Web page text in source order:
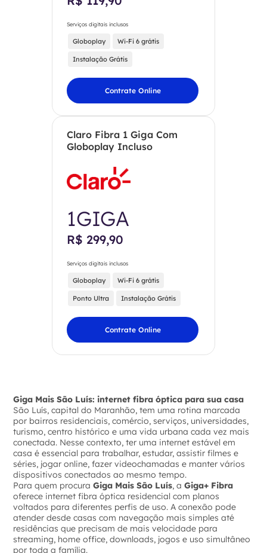
Serviços digitais inclusos
Globoplay Wi-Fi 6 grátis
Instalação Grátis
Contrate Online
Claro Fibra 1 Giga Com
Globoplay Incluso
1GIGA
R$ 299,90
Serviços digitais inclusos
Globoplay Wi-Fi 6 grátis
Ponto Ultra Instalação Grátis
Contrate Online
Giga Mais São Luís: internet fibra óptica para sua casa
São Luís, capital do Maranhão, tem uma rotina marcada
por bairros residenciais, comércio, serviços, universidades,
turismo, centro histórico e uma vida urbana cada vez mais
conectada. Nesse contexto, ter uma internet estável em
casa é essencial para trabalhar, estudar, assistir filmes e
séries, jogar online, fazer videochamadas e manter vários
dispositivos conectados ao mesmo tempo.
Para quem procuraGiga Mais São Luís, aGiga+ Fibra
oferece internet fibra óptica residencial com planos
voltados para diferentes perfis de uso. A conexão pode
atender desde casas com navegação mais simples até
residências que precisam de mais velocidade para
streaming, home office, downloads, jogos e uso simultâneo
por toda a família.